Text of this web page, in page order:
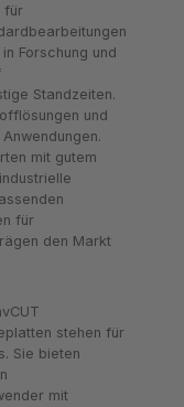
für
Forschung und
Standzeiten.
und
mit gutem
für
den Markt
stehen für
Sie bieten
mit